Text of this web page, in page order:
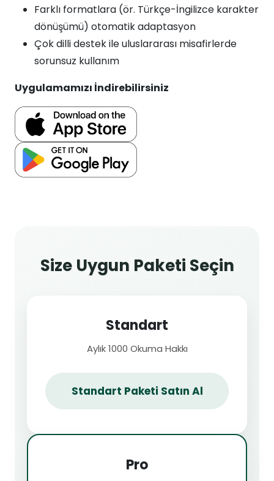
Farklı formatlara (ör. Türkçe-İngilizce karakter
dönüşümü) otomatik adaptasyon
Çok dilli destek ile uluslararası misafirlerde
sorunsuz kullanım
Uygulamamızı İndirebilirsiniz
Size Uygun Paketi Seçin
Standart
Aylık 1000 Okuma Hakkı
Standart Paketi Satın Al
Pro